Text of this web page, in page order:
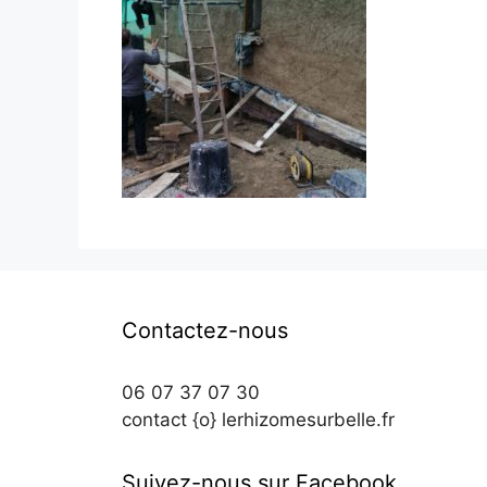
Contactez-nous
06 07 37 07 30
contact {o} lerhizomesurbelle.fr